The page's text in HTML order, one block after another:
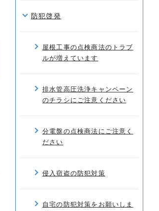
防犯啓発
屋根工事の点検商法のトラブ
ルが増えています
排水管高圧洗浄キャンペーン
のチラシにご注意ください
分電盤の点検商法にご注意く
ださい
侵入窃盗の防犯対策
自宅の防犯対策をお願いしま